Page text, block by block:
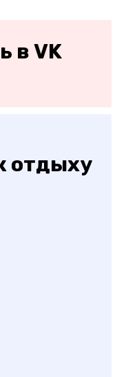
в VK
отдыху